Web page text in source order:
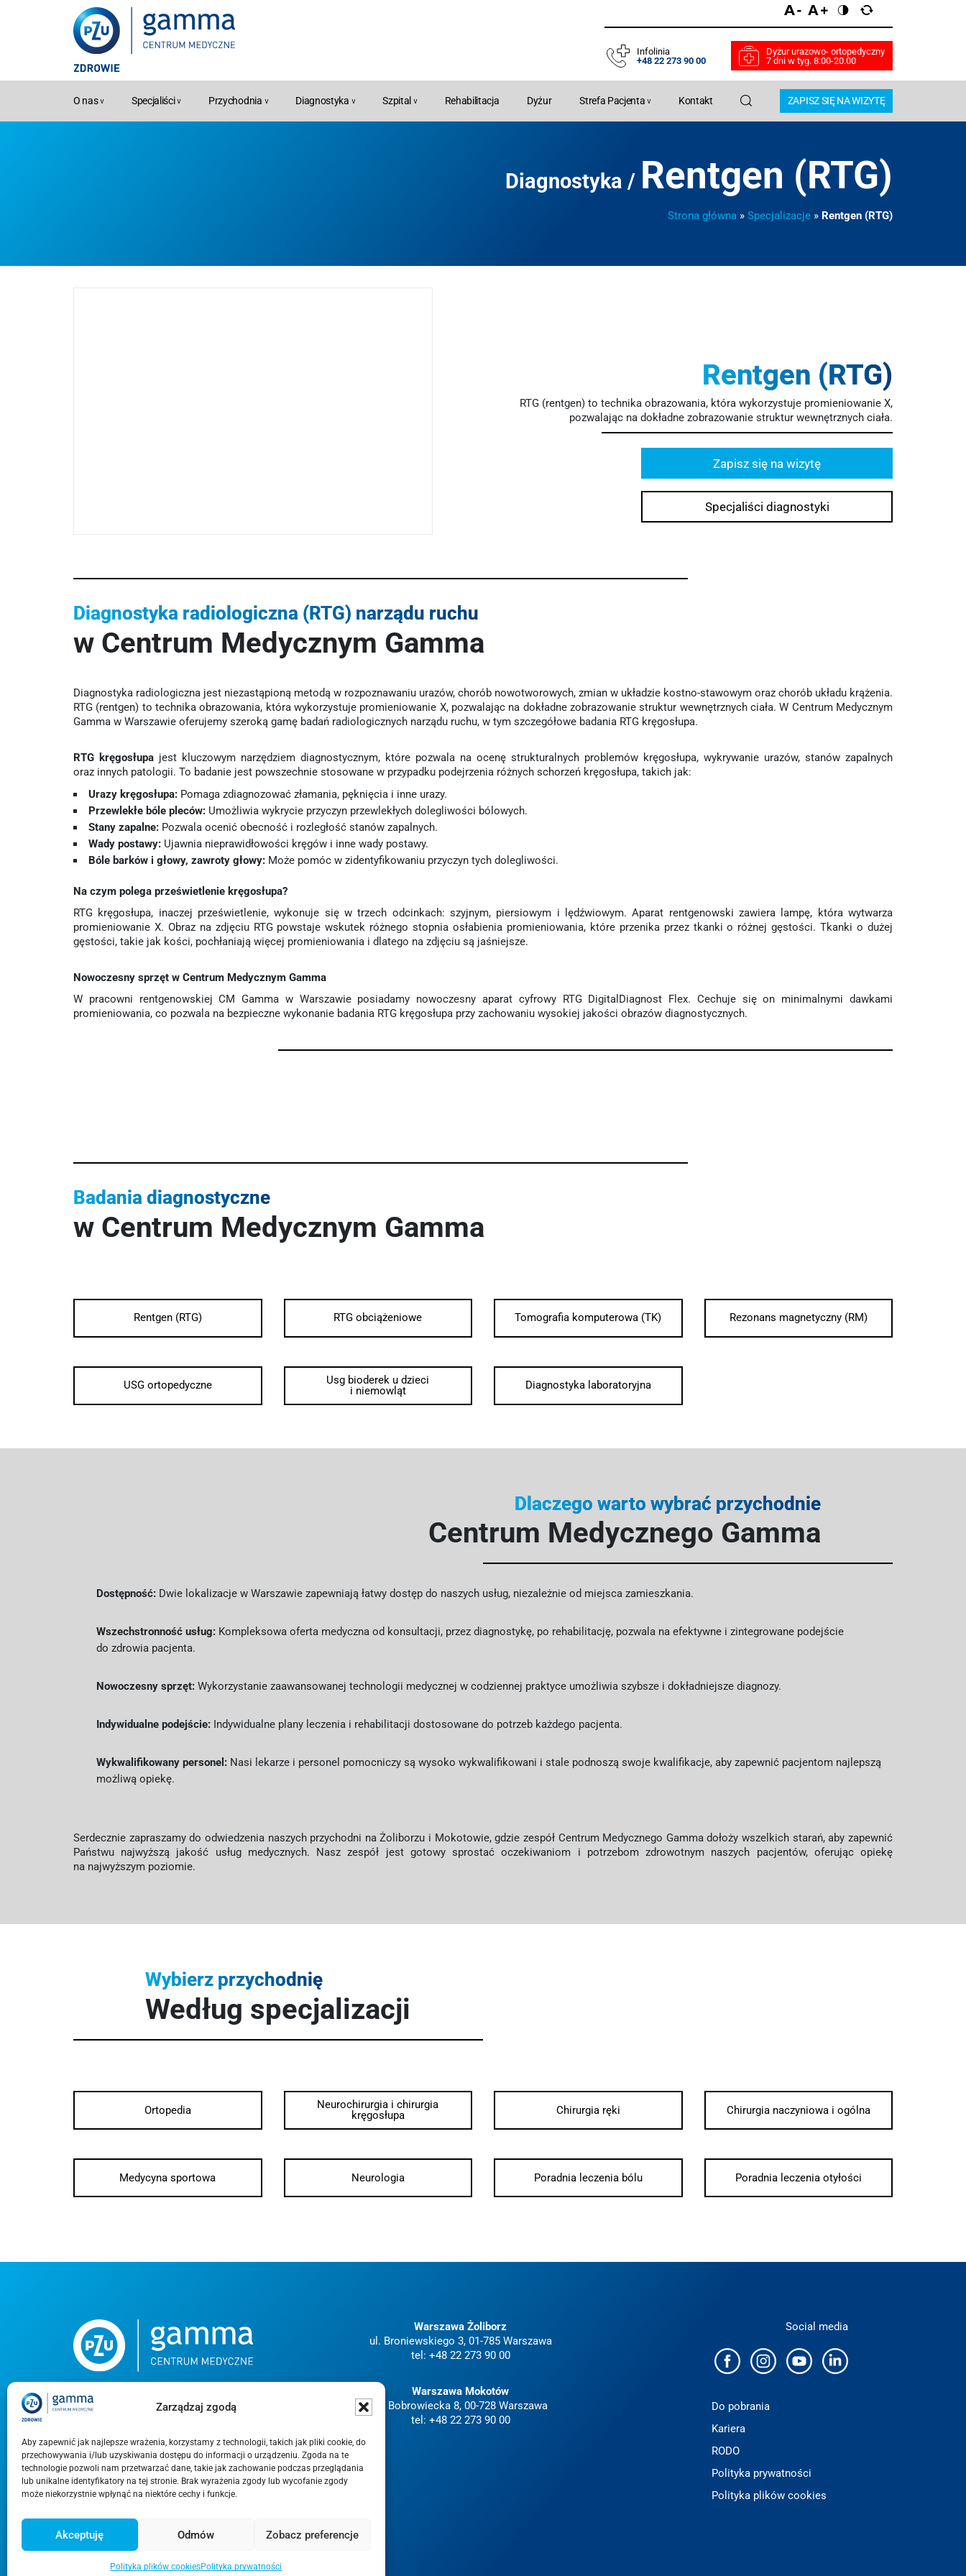
Zarządzaj zgodą
Aby zapewnić jak najlepsze wrażenia, korzystamy z technologii, takich jak pliki cookie, do
przechowywania i/lub uzyskiwania dostępu do informacji o urządzeniu. Zgoda na te
technologie pozwoli nam przetwarzać dane, takie jak zachowanie podczas przeglądania
lub unikalne identyfikatory na tej stronie. Brak wyrażenia zgody lub wycofanie zgody
może niekorzystnie wpłynąć na niektóre cechy i funkcje.
Akceptuję Odmów Zobacz preferencje
Polityka plików cookiesPolityka prywatności
Infolinia
+48 22 273 90 00
Dyżur urazowo- ortopedyczny
7 dni w tyg. 8:00-20.00
O nas Specjaliści Przychodnia Diagnostyka Szpital Rehabilitacja Dyżur Strefa Pacjenta Kontakt ZAPISZ SIĘ NA WIZYTĘ
Diagnostyka / Rentgen (RTG)
Strona główna » Specjalizacje » Rentgen (RTG)
Rentgen (RTG)
RTG (rentgen) to technika obrazowania, która wykorzystuje promieniowanie X,
pozwalając na dokładne zobrazowanie struktur wewnętrznych ciała.
Zapisz się na wizytę
Specjaliści diagnostyki
Diagnostyka radiologiczna (RTG) narządu ruchu
w Centrum Medycznym Gamma
Diagnostyka radiologiczna jest niezastąpioną metodą w rozpoznawaniu urazów, chorób nowotworowych, zmian w układzie kostno-stawowym oraz chorób układu krążenia.
RTG (rentgen) to technika obrazowania, która wykorzystuje promieniowanie X, pozwalając na dokładne zobrazowanie struktur wewnętrznych ciała. W Centrum Medycznym
Gamma w Warszawie oferujemy szeroką gamę badań radiologicznych narządu ruchu, w tym szczegółowe badania RTG kręgosłupa.
RTG kręgosłupa jest kluczowym narzędziem diagnostycznym, które pozwala na ocenę strukturalnych problemów kręgosłupa, wykrywanie urazów, stanów zapalnych
oraz innych patologii. To badanie jest powszechnie stosowane w przypadku podejrzenia różnych schorzeń kręgosłupa, takich jak:
Urazy kręgosłupa: Pomaga zdiagnozować złamania, pęknięcia i inne urazy.
Przewlekłe bóle pleców: Umożliwia wykrycie przyczyn przewlekłych dolegliwości bólowych.
Stany zapalne: Pozwala ocenić obecność i rozległość stanów zapalnych.
Wady postawy: Ujawnia nieprawidłowości kręgów i inne wady postawy.
Bóle barków i głowy, zawroty głowy: Może pomóc w zidentyfikowaniu przyczyn tych dolegliwości.
Na czym polega prześwietlenie kręgosłupa?
RTG kręgosłupa, inaczej prześwietlenie, wykonuje się w trzech odcinkach: szyjnym, piersiowym i lędźwiowym. Aparat rentgenowski zawiera lampę, która wytwarza
promieniowanie X. Obraz na zdjęciu RTG powstaje wskutek różnego stopnia osłabienia promieniowania, które przenika przez tkanki o różnej gęstości. Tkanki o dużej
gęstości, takie jak kości, pochłaniają więcej promieniowania i dlatego na zdjęciu są jaśniejsze.
Nowoczesny sprzęt w Centrum Medycznym Gamma
W pracowni rentgenowskiej CM Gamma w Warszawie posiadamy nowoczesny aparat cyfrowy RTG DigitalDiagnost Flex. Cechuje się on minimalnymi dawkami
promieniowania, co pozwala na bezpieczne wykonanie badania RTG kręgosłupa przy zachowaniu wysokiej jakości obrazów diagnostycznych.
Badania diagnostyczne
w Centrum Medycznym Gamma
Rentgen (RTG) RTG obciążeniowe Tomografia komputerowa (TK) Rezonans magnetyczny (RM)
USG ortopedyczne
Usg bioderek u dzieci
i niemowląt
Diagnostyka laboratoryjna
Dlaczego warto wybrać przychodnie
Centrum Medycznego Gamma
Dostępność: Dwie lokalizacje w Warszawie zapewniają łatwy dostęp do naszych usług, niezależnie od miejsca zamieszkania.
Wszechstronność usług: Kompleksowa oferta medyczna od konsultacji, przez diagnostykę, po rehabilitację, pozwala na efektywne i zintegrowane podejście
do zdrowia pacjenta.
Nowoczesny sprzęt: Wykorzystanie zaawansowanej technologii medycznej w codziennej praktyce umożliwia szybsze i dokładniejsze diagnozy.
Indywidualne podejście: Indywidualne plany leczenia i rehabilitacji dostosowane do potrzeb każdego pacjenta.
Wykwalifikowany personel: Nasi lekarze i personel pomocniczy są wysoko wykwalifikowani i stale podnoszą swoje kwalifikacje, aby zapewnić pacjentom najlepszą
możliwą opiekę.
Serdecznie zapraszamy do odwiedzenia naszych przychodni na Żoliborzu i Mokotowie, gdzie zespół Centrum Medycznego Gamma dołoży wszelkich starań, aby zapewnić
Państwu najwyższą jakość usług medycznych. Nasz zespół jest gotowy sprostać oczekiwaniom i potrzebom zdrowotnym naszych pacjentów, oferując opiekę
na najwyższym poziomie.
Wybierz przychodnię
Według specjalizacji
Ortopedia
Neurochirurgia i chirurgia
kręgosłupa
Chirurgia ręki Chirurgia naczyniowa i ogólna
Medycyna sportowa Neurologia Poradnia leczenia bólu Poradnia leczenia otyłości
się w leczeniu i rehabilitacji układu ruchu. Znane
z wysokiego standardu opieki, zaawansowanej
diagnostyki i doświadczonego zespołu
specjalistów, CM Gamma jest miejscem, gdzie
medyczną w jednym miejscu.
Warszawa Żoliborz
ul. Broniewskiego 3, 01-785 Warszawa
tel: +48 22 273 90 00
Warszawa Mokotów
ul. Bobrowiecka 8, 00-728 Warszawa
tel: +48 22 273 90 00
Social media
Do pobrania
Kariera
RODO
Polityka prywatności
Polityka plików cookies